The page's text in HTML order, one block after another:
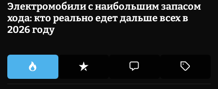
Электромобили с наибольшим запасом
хода: кто реально едет дальше всех в
2026 году